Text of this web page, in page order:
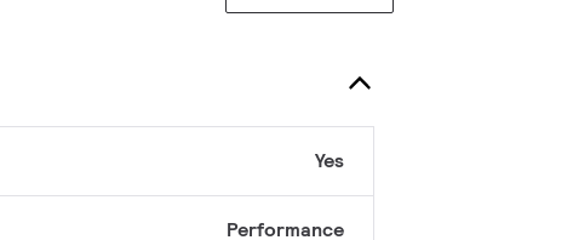
Yes
Performance